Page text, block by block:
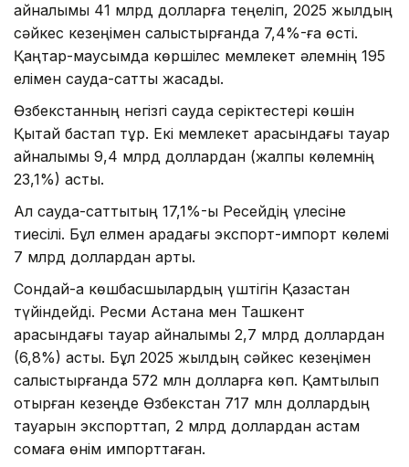
айналымы 41 млрд долларға теңеліп, 2025 жылдың
сәйкес кезеңімен салыстырғанда 7,4%-ға өсті.
Қаңтар-маусымда көршілес мемлекет әлемнің 195
елімен сауда-саттық жасады.
Өзбекстанның негізгі сауда серіктестері көшін
Қытай бастап тұр. Екі мемлекет арасындағы тауар
айналымы 9,4 млрд доллардан (жалпы көлемнің
23,1%) асты.
Ал сауда-саттықтың 17,1%-ы Ресейдің үлесіне
тиесілі. Бұл елмен арадағы экспорт-импорт көлемі
7 млрд доллардан артық.
Сондай-ақ көшбасшылардың үштігін Қазақстан
түйіндейді. Ресми Астана мен Ташкент
арасындағы тауар айналымы 2,7 млрд доллардан
(6,8%) асты. Бұл 2025 жылдың сәйкес кезеңімен
салыстырғанда 572 млн долларға көп. Қамтылып
отырған кезеңде Өзбекстан 717 млн доллардың
тауарын экспорттап, 2 млрд доллардан астам
сомаға өнім импорттаған.